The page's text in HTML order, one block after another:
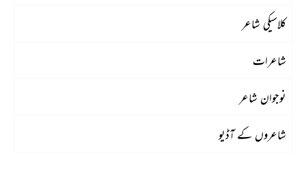
کلاسیکی شاعر
شاعرات
نوجوان شاعر
شاعروں کے آڈیو